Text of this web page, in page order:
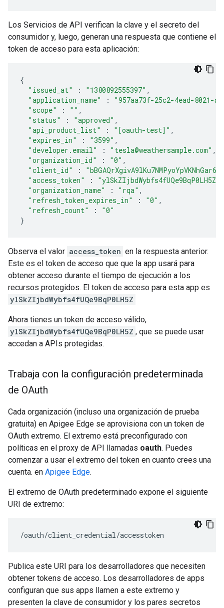
Los Servicios de API verifican la clave y el secreto del
consumidor y, luego, generan una respuesta que contiene el
token de acceso para esta aplicación:
{
"issued_at"
: "1380892555397" ,
"application_name"
:
"957aa73f-25c2-4ead-8021-
"scope"
: "" ,
"status"
: "approved" ,
"api_product_list"
: "[oauth-test]" ,
"expires_in"
: "3599" ,
"developer.email"
: "tesla@weathersample.com" ,
"organization_id"
: "0" ,
"client_id"
:
"access_token"
: "ylSkZIjbdWybfs4fUQe9BqP0LH5Z"
"organization_name"
: "rqa" ,
"refresh_token_expires_in"
: "0" ,
"refresh_count"
:
"0"
}
Observa el valor access_token en la respuesta anterior.
Este es el token de acceso que que la app usará para
obtener acceso durante el tiempo de ejecución a los
recursos protegidos. El token de acceso para esta app es
ylSkZIjbdWybfs4fUQe9BqP0LH5Z
Ahora tienes un token de acceso válido,
ylSkZIjbdWybfs4fUQe9BqP0LH5Z , que se puede usar
accedan a APIs protegidas.
Trabaja con la configuración predeterminada
de OAuth
Cada organización (incluso una organización de prueba
gratuita) en Apigee Edge se aprovisiona con un token de
OAuth extremo. El extremo está preconfigurado con
políticas en el proxy de API llamadas oauth. Puedes
comenzar a usar el extremo del token en cuanto crees una
cuenta. en Apigee Edge.
El extremo de OAuth predeterminado expone el siguiente
URI de extremo:
/oauth/client_credential/accesstoken
Publica este URI para los desarrolladores que necesiten
obtener tokens de acceso. Los desarrolladores de apps
configuran que sus apps llamen a este extremo y
presenten la clave de consumidor y los pares secretos